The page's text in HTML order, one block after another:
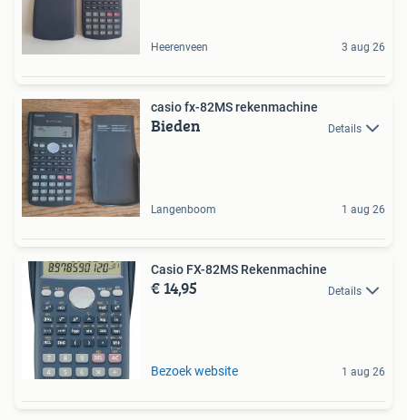
Heerenveen 3 aug 26
casio fx-82MS rekenmachine
Bieden Details
Langenboom 1 aug 26
Casio FX-82MS Rekenmachine
€ 14,95 Details
Bezoek website 1 aug 26